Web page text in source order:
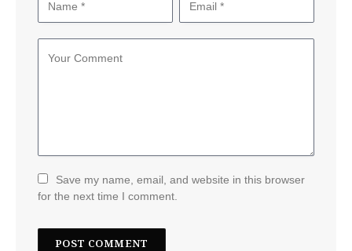
Save my name, email, and website in this browser
for the next time I comment.